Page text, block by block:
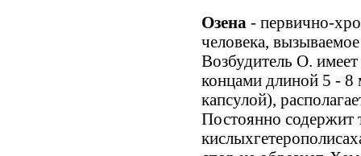
Озена - первично-
человека,
Возбудитель О.
концами длиной 5 -
капсулой),
Постоянно содержит